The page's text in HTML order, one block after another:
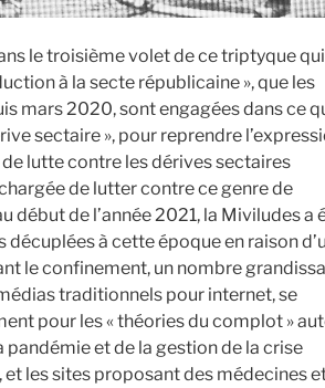
le troisième volet de ce triptyque qui
à la secte républicaine », que les
mars 2020, sont engagées dans ce
sectaire », pour reprendre
lutte contre les dérives sectaires
de lutter contre ce genre de
début de l’année 2021, la Miviludes a
décuplées à cette époque en raison
le confinement, un nombre
traditionnels pour internet, se
pour les « théories du complot »
et de la gestion de la crise
les sites proposant des médecines